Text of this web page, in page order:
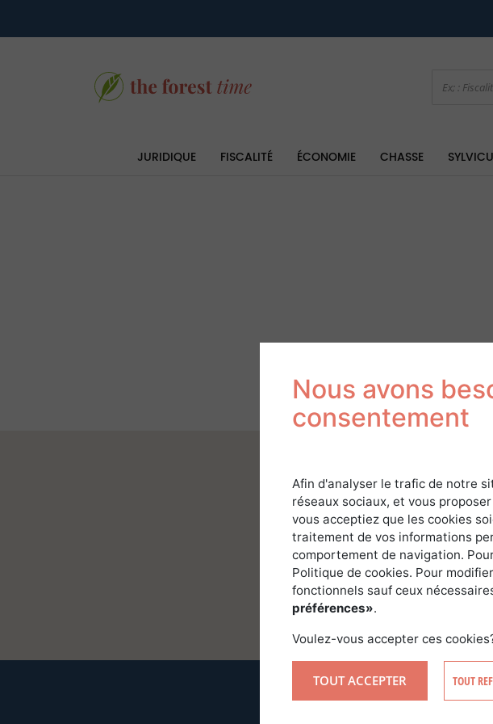
JURIDIQUE FISCALITÉ ÉCONOMIE CHASSE
Nous avons
consentement
Afin d'analyser le trafic de notre
réseaux sociaux, et vous
vous acceptiez que les cookies
traitement de vos informations
comportement de navigation.
Politique de cookies. Pour
fonctionnels sauf ceux
préférences».
Voulez-vous accepter ces
TOUT ACCEPTER TOUT